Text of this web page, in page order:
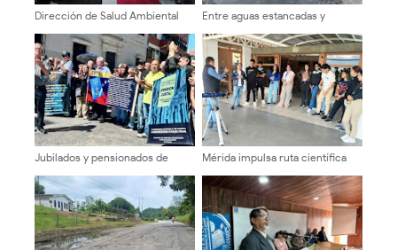
Dirección de Salud Ambiental
aniversario con profunda fe y
devoción en la Catedral de
Mérida
Entre aguas estancadas y
central de Nueva Bolivia exige
atención institucional
Jubilados y pensionados de
salariales y servicios médicos
Mérida impulsa ruta científica